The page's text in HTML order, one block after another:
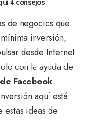
4 consejos
de negocios que
inversión,
desde Internet
con la ayuda de
Facebook.
aquí está
ideas de